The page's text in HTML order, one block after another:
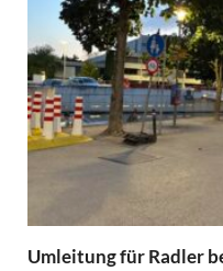
Umleitung für Radler